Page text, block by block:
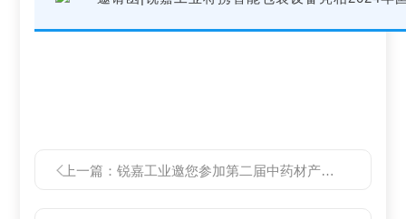
上一篇：锐嘉工业邀您参加第二届中药材产地加工大会暨亳州中药材产业互联网平台交流大会